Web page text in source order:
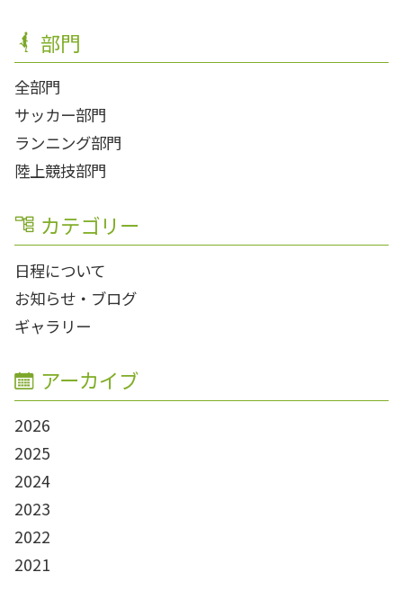
部門
全部門
サッカー部門
ランニング部門
陸上競技部門
カテゴリー
日程について
お知らせ・ブログ
ギャラリー
アーカイブ
2026
2025
2024
2023
2022
2021